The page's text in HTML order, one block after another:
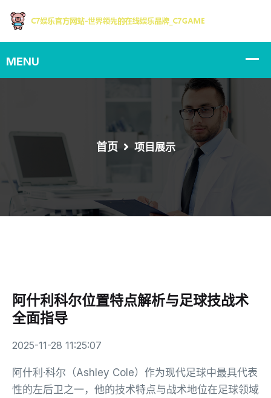
首页 项目展示
阿什利科尔位置特点解析与足球技战术
全面指导
2025-11-28 11:25:07
阿什利·科尔（Ashley Cole）作为现代足球中最具代表
性的左后卫之一，他的技术特点与战术地位在足球领域